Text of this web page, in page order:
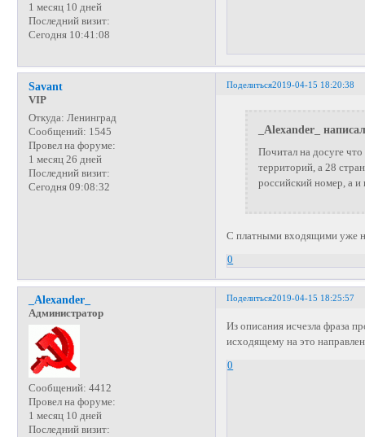
1 месяц 10 дней
Последний визит:
Сегодня 10:41:08
Поделиться2019-04-15 18:20:38
Savant
VIP
Откуда: Ленинград
Сообщений: 1545
Провел на форуме:
1 месяц 26 дней
Последний визит:
Сегодня 09:08:32
_Alexander_
Почитал на досуге
территорий, а 28
российский номер, а
С платными входящими уже
0
Поделиться2019-04-15 18:25:57
_Alexander_
Администратор
Сообщений: 4412
Провел на форуме:
1 месяц 10 дней
Последний визит:
Из описания исчезла фраза
исходящему на это
0